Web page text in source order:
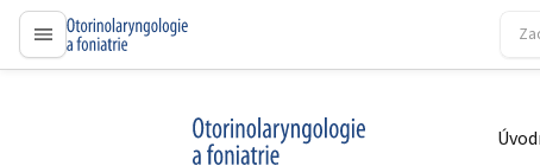
proLékaře.cz
proLékaře.cz